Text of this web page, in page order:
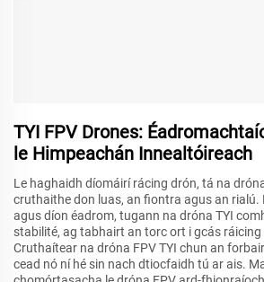
TYI FPV Drones:
le Himpeachán Innealtóireach
Le haghaidh díomáirí rácing drón, tá na
cruthaithe don luas, an fiontra agus an rialú.
agus díon éadrom, tugann na dróna TYI
stabilité, ag tabhairt an torc ort i gcás
Cruthaítear na dróna FPV TYI chun an
cead nó ní hé sin nach dtiocfaidh tú ar ais.